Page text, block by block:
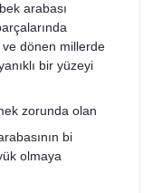
arabası
ve dönen millerde
bir yüzeyi
zorunda olan
bi
olmaya